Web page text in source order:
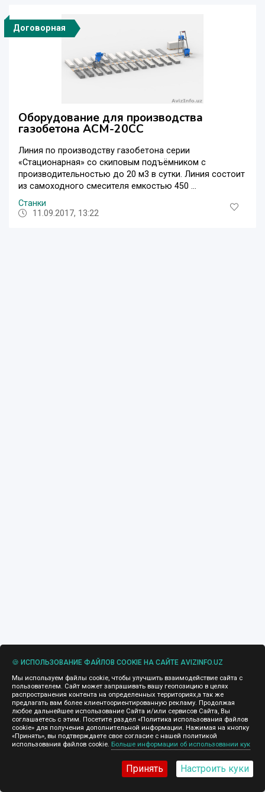
Договорная
Оборудование для производства
газобетона АСМ-20СС
Линия по производству газобетона серии
«Стационарная» со скиповым подъёмником с
производительностью до 20 м3 в сутки. Линия состоит
из самоходного смесителя емкостью 450 ...
Станки
11.09.2017, 13:22
🍪 ИСПОЛЬЗОВАНИЕ ФАЙЛОВ COOKIE НА САЙТЕ AVIZINFO.UZ
Мы используем файлы cookie, чтобы улучшить взаимодействие сайта с
пользователем. Сайт может запрашивать вашу геопозицию в целях
распространения контента на определенных территориях,а так же
предлагать вам более клиентоориентированную рекламу. Продолжая
любое дальнейшее использование Сайта и/или сервисов Сайта, Вы
соглашаетесь с этим. Посетите раздел «Политика использования файлов
cookie» для получения дополнительной информации. Нажимая на кнопку
«Принять», вы подтверждаете свое согласие с нашей политикой
использования файлов cookie. Больше информации об использовании кук
Принять Настроить куки